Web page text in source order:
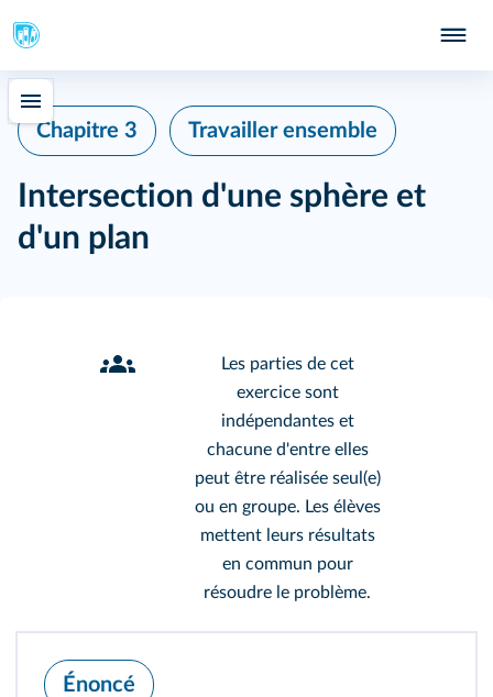
Chapitre 3 Travailler ensemble
Intersection d'une sphère et
d'un plan
Les parties de cet
exercice sont
indépendantes et
chacune d'entre elles
peut être réalisée seul(e)
ou en groupe. Les élèves
mettent leurs résultats
en commun pour
résoudre le problème.
Énoncé